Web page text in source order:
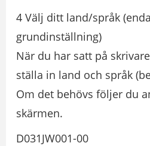
4 Välj ditt land/språk
grundinställning)
När du har satt på
ställa in land och språk
Om det behövs följer du
skärmen.
D031JW001-00